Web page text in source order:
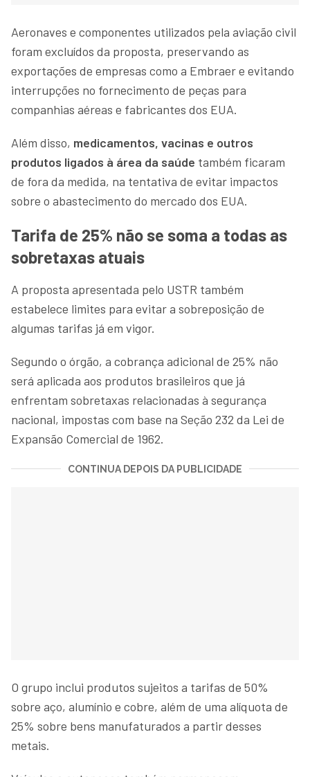
Aeronaves e componentes utilizados pela aviação civil
foram excluídos da proposta, preservando as
exportações de empresas como a Embraer e evitando
interrupções no fornecimento de peças para
companhias aéreas e fabricantes dos EUA.
Além disso, medicamentos, vacinas e outros
produtos ligados à área da saúde também ficaram
de fora da medida, na tentativa de evitar impactos
sobre o abastecimento do mercado dos EUA.
Tarifa de 25% não se soma a todas as
sobretaxas atuais
A proposta apresentada pelo USTR também
estabelece limites para evitar a sobreposição de
algumas tarifas já em vigor.
Segundo o órgão, a cobrança adicional de 25% não
será aplicada aos produtos brasileiros que já
enfrentam sobretaxas relacionadas à segurança
nacional, impostas com base na Seção 232 da Lei de
Expansão Comercial de 1962.
CONTINUA DEPOIS DA PUBLICIDADE
O grupo inclui produtos sujeitos a tarifas de 50%
sobre aço, alumínio e cobre, além de uma alíquota de
25% sobre bens manufaturados a partir desses
metais.